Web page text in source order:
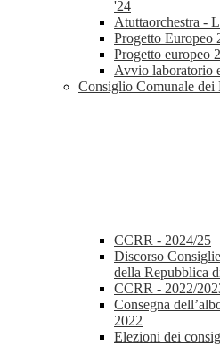
'24
Atuttaorchestra -
Progetto Europeo
Progetto europeo
Avvio laboratorio
Consiglio Comunale dei
CCRR - 2024/25
Discorso
della Repubblica
CCRR - 2022/
Consegna
2022
Elezioni dei